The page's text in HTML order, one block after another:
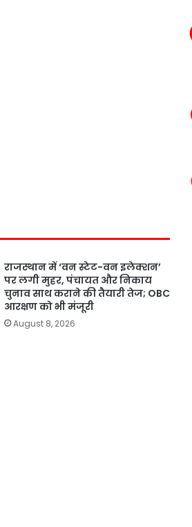
राजस्थान में ‘वन स्टेट-वन इलेक्शन’
पर लगी मुहर, पंचायत और निकाय
चुनाव साथ कराने की तैयारी तेज; OBC
आरक्षण को भी मंजूरी
August 8, 2026